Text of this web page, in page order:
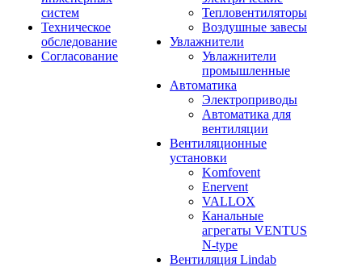
систем
Техническое
обследование
Согласование
Тепловентиляторы
Воздушные завесы
Увлажнители
Увлажнители
промышленные
Автоматика
Электроприводы
Автоматика для
вентиляции
Вентиляционные
установки
Komfovent
Enervent
VALLOX
Канальные
агрегаты VENTUS
N-type
Вентиляция Lindab